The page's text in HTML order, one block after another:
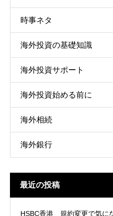
時事ネタ
海外投資の基礎知識
海外投資サポート
海外投資始める前に
海外相続
海外銀行
最近の投稿
HSBC香港 規約変更で気に